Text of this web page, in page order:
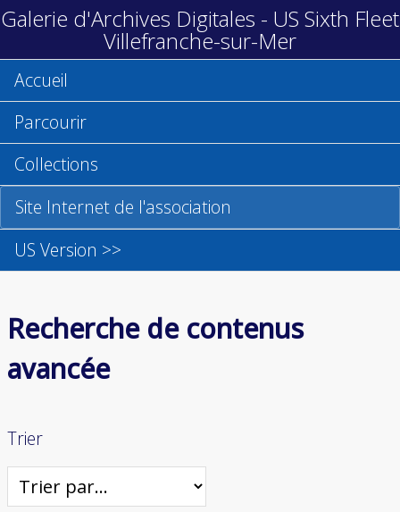
Galerie d'Archives Digitales - US Sixth Fleet
Villefranche-sur-Mer
Accueil
Parcourir
Collections
Site Internet de l'association
US Version >>
Recherche de contenus
avancée
Trier